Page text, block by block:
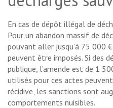
En cas de dépôt illégal de
Pour un abandon massif de
pouvant aller jusqu’à 75 000
peuvent être imposés. Si des
publique, l’amende est de 1
utilisés pour ces actes
récidive, les sanctions sont
comportements nuisibles.